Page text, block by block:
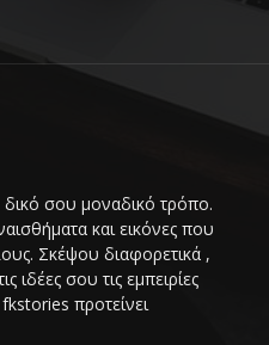
δικό σου μοναδικό τρόπο.
και εικόνες που
Σκέψου διαφορετικά ,
ιδέες σου τις εμπειρίες
προτείνει